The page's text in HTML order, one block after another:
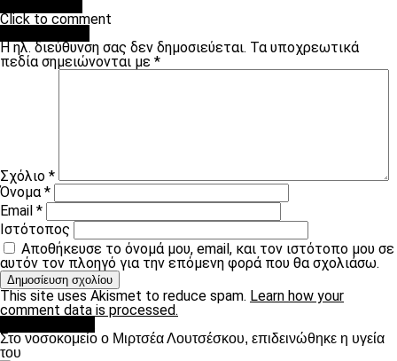
Click to comment
Η ηλ. διεύθυνση σας δεν δημοσιεύεται. Τα υποχρεωτικά
πεδία σημειώνονται με *
Σχόλιο *
Όνομα*
Email *
Ιστότοπος
Αποθήκευσε το όνομά μου, email, και τον ιστότοπο μου σε
αυτόν τον πλοηγό για την επόμενη φορά που θα σχολιάσω.
This site uses Akismet to reduce spam. Learn how your
comment data is processed.
Στο νοσοκομείο ο Μιρτσέα Λουτσέσκου, επιδεινώθηκε η υγεία
του